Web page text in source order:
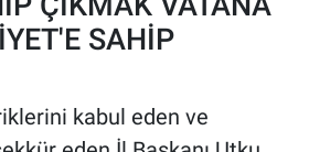
SAHİP
kabul eden ve